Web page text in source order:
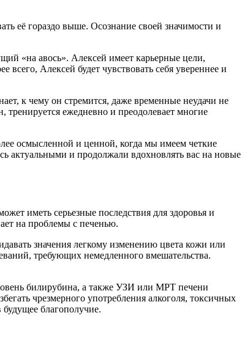
её гораздо выше. Осознание своей значимости и
«на авось». Алексей имеет карьерные цели,
всего, Алексей будет чувствовать себя увереннее и
к чему он стремится, даже временные неудачи не
ежедневно и преодолевает многие
осмысленной и ценной, когда мы имеем четкие
актуальными и продолжали вдохновлять вас на новые
иметь серьезные последствия для здоровья и
на проблемы с печенью.
значения легкому изменению цвета кожи или
требующих немедленного вмешательства.
билирубина, а также УЗИ или МРТ печени
чрезмерного употребления алкоголя, токсичных
благополучие.